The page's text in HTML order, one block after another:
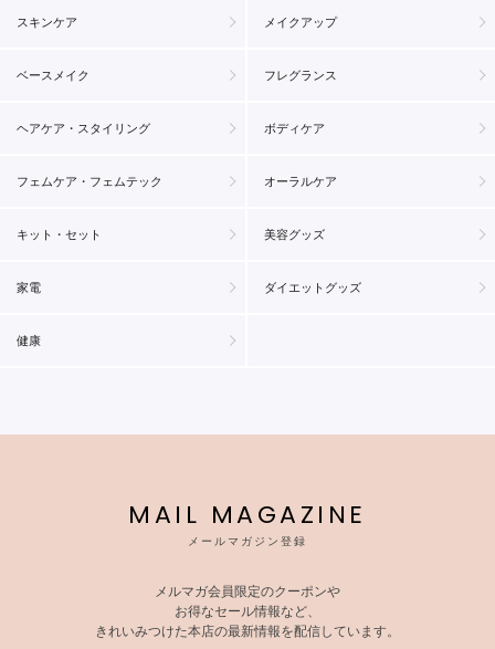
スキンケア メイクアップ
ベースメイク フレグランス
ヘアケア・スタイリング ボディケア
フェムケア・フェムテック オーラルケア
キット・セット 美容グッズ
家電 ダイエットグッズ
健康
MAIL MAGAZINE
メールマガジン登録
メルマガ会員限定のクーポンや
お得なセール情報など、
きれいみつけた本店の最新情報を配信しています。